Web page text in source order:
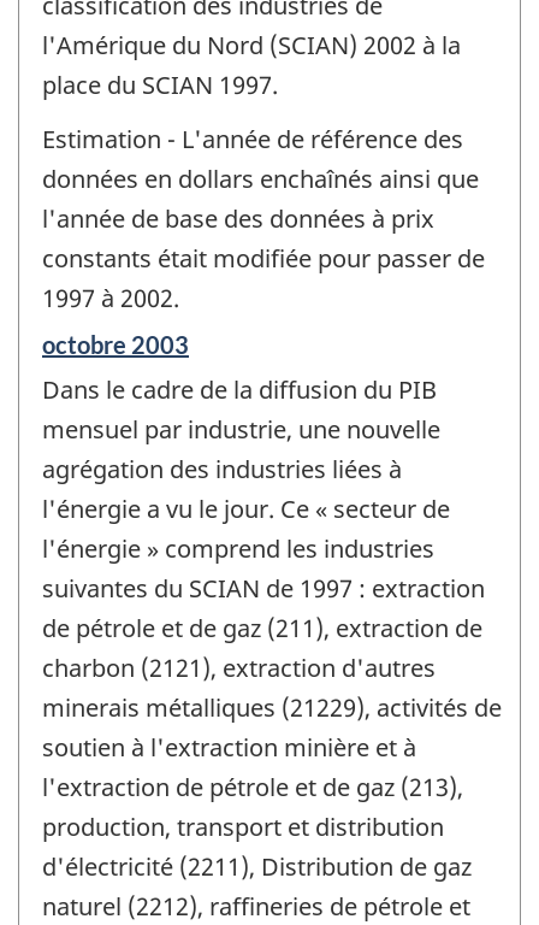
l'Amérique du Nord (SCIAN) 2002 à la
place du SCIAN 1997.
Estimation - L'année de référence des
données en dollars enchaînés ainsi que
l'année de base des données à prix
constants était modifiée pour passer de
1997 à 2002.
Période
référence
de
changement
-
octobre 2003
Dans le cadre de la diffusion du PIB
mensuel par industrie, une nouvelle
agrégation des industries liées à
l'énergie a vu le jour. Ce « secteur de
l'énergie » comprend les industries
suivantes du SCIAN de 1997 : extraction
de pétrole et de gaz (211), extraction de
charbon (2121), extraction d'autres
minerais métalliques (21229), activités de
soutien à l'extraction minière et à
l'extraction de pétrole et de gaz (213),
production, transport et distribution
d'électricité (2211), Distribution de gaz
naturel (2212), raffineries de pétrole et